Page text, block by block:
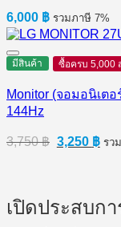
6,000 ฿ รวมภาษี 7%
มีสินค้า ซื้อครบ 5,000
Monitor (จอมอนิเตอ
144Hz
3,750฿ Original
price
3,250 ฿
price
รว
เปิดประสบก